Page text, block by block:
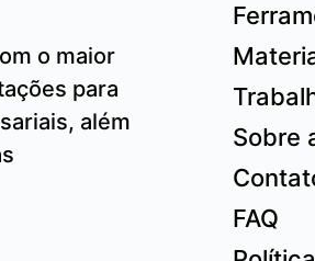
o maior
para
além
Sobre
FAQ